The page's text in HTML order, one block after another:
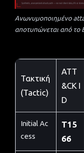
Ανωνυμοποιημένο
αποτυπώνεται από το
Τακτική
(Tactic)
ATT
&CK I
D
Initial Ac
cess
T15
66